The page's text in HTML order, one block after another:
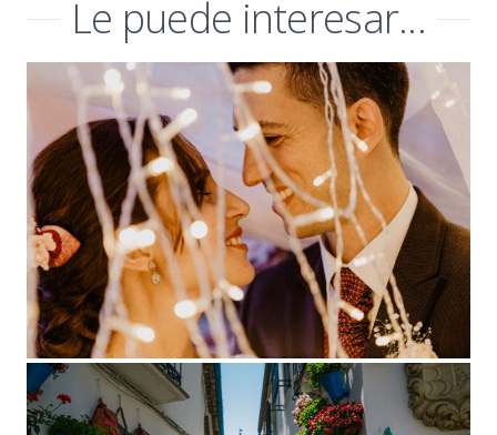
Le puede interesar...
Boda Miriam y David